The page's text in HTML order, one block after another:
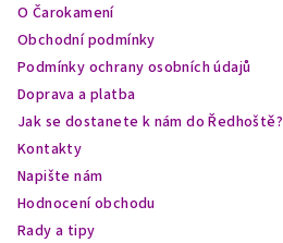
O Čarokamení
Obchodní podmínky
Podmínky ochrany osobních údajů
Doprava a platba
Jak se dostanete k nám do Ředhoště?
Kontakty
Napište nám
Hodnocení obchodu
Rady a tipy